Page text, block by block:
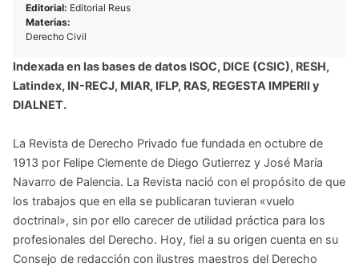
Editorial: Editorial Reus
Materias:
Derecho Civil
Indexada en las bases de datos ISOC, DICE (CSIC), RESH,
Latindex, IN-RECJ, MIAR, IFLP, RAS, REGESTA IMPERII y
DIALNET.
La Revista de Derecho Privado fue fundada en octubre de
1913 por Felipe Clemente de Diego Gutierrez y José María
Navarro de Palencia. La Revista nació con el propósito de que
los trabajos que en ella se publicaran tuvieran «vuelo
doctrinal», sin por ello carecer de utilidad práctica para los
profesionales del Derecho. Hoy, fiel a su origen cuenta en su
Consejo de redacción con ilustres maestros del Derecho